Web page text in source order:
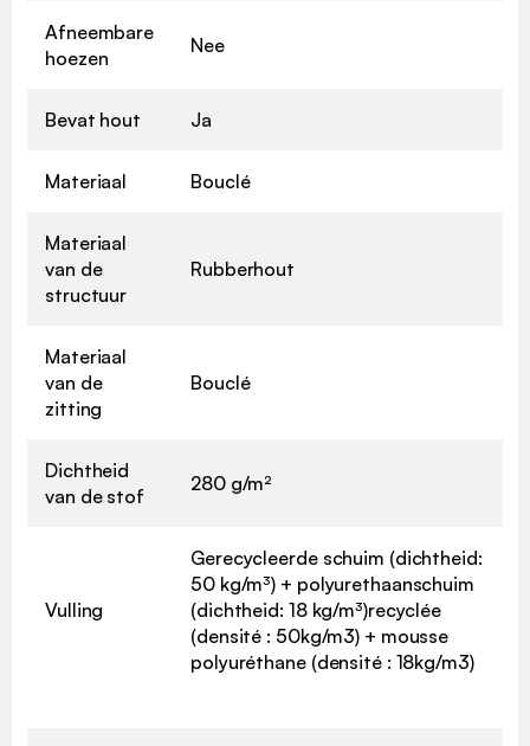
Afneembare
hoezen
Nee
Bevat hout Ja
Materiaal Bouclé
Materiaal
van de
structuur
Rubberhout
Materiaal
van de
zitting
Bouclé
Dichtheid
van de stof
280 g/m²
Vulling
Gerecycleerde schuim (dichtheid:
50 kg/m³) + polyurethaanschuim
(dichtheid: 18 kg/m³)recyclée
(densité : 50kg/m3) + mousse
polyuréthane (densité : 18kg/m3)